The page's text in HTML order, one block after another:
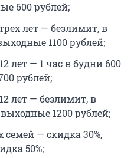
600 рублей;
лет — безлимит, в
1100 рублей;
лет — 1 час в будни 600
рублей;
лет — безлимит, в
1200 рублей;
— скидка 30%,
50%;